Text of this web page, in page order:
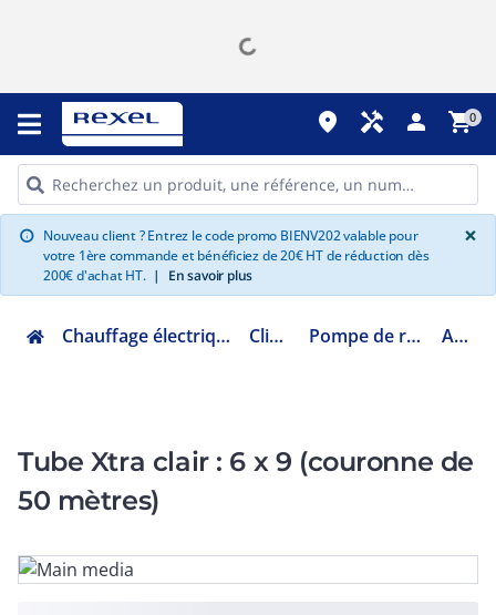
place handyman person shopping_cart0
info Nouveau client ? Entrez le code promo BIENV202 valable pour
votre 1ère commande et bénéficiez de 20€ HT de réduction dès
200€ d'achat HT. | En savoir plus
×
Chauffage électrique climatisation ventilation Climatisation Pompe de relevage condensats AX5211/1
Tube Xtra clair : 6 x 9 (couronne de
50 mètres)